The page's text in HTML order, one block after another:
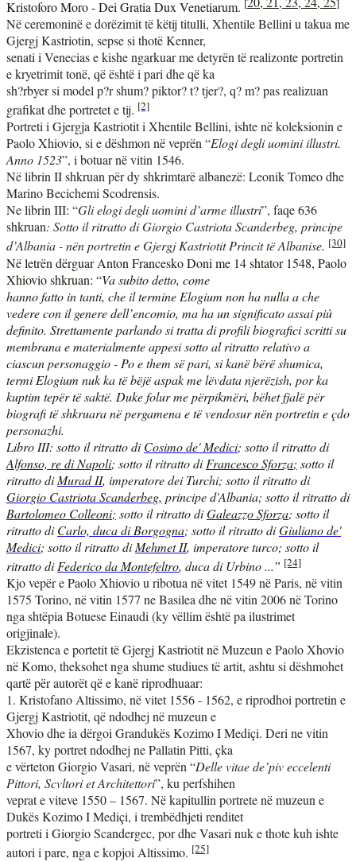
Kristoforo Moro - Dei Gratia Dux Venetiarum. [ ]
Në ceremoninë e dorëzimit të këtij titulli, Xhentile Bellini u takua me
Gjergj Kastriotin, sepse si thotë Kenner,
senati i Venecias e kishe ngarkuar me detyrën të realizonte portretin
e kryetrimit tonë, qëështë i pari dhe që ka
sh?rbyer si model p?r shum? piktor? t? tjer?, q? m? pas realizuan
grafikat dhe portretet e tij. [2]
Portreti i Gjergja Kastriotit i Xhentile Bellini, ishte në koleksionin e
Paolo Xhiovio, si e dëshmon në veprën “Elogi degli uomini illustri.
Anno 1523”, i botuar në vitin 1546.
Në librin II shkruan për dy shkrimtarë albanezë: Leonik Tomeo dhe
Marino Becichemi Scodrensis.
Ne librin III: “Gli elogi degli uomini d’arme illustri”, faqe 636
shkruan: Sotto il ritratto di Giorgio Castriota Scanderbeg, principe
d’Albania - nën portretin e Gjergj Kastriotit Princit të Albanise. [30]
Në letrën dërguar Anton Francesko Doni me 14 shtator 1548, Paolo
Xhiovio shkruan: “Va subito detto, come
hanno fatto in tanti, che il termine Elogium non ha nulla a che
vedere con il genere dell’encomio, ma ha un significato assai più
definito. Strettamente parlando si tratta di profili biografici scritti su
membrana e materialmente appesi sotto al ritratto relativo a
ciascun personaggio - Po e them së pari, si kanë bërë shumica,
termi Elogium nuk ka të bëjë aspak me lëvdata njerëzish, por ka
kuptim tepër të saktë. Duke folur me përpikmëri, bëhet fjalë për
biografi të shkruara në pergamena e të vendosur nën portretin e çdo
personazhi.
Libro III: sotto il ritratto diCosimo de' Medici; sotto il ritratto di
Alfonso, re di Napoli; sotto il ritratto diFrancesco Sforza; sotto il
ritratto diMurad II, imperatore dei Turchi; sotto il ritratto di
Giorgio Castriota Scanderbeg, principe d'Albania; sotto il ritratto di
Bartolomeo Colleoni; sotto il ritratto diGaleazzo Sforza; sotto il
ritratto diCarlo, duca di Borgogna; sotto il ritratto diGiuliano de'
Medici; sotto il ritratto diMehmet II, imperatore turco; sotto il
ritratto diFederico da Montefeltro, duca di Urbino ...” [24]
Kjo vepër e Paolo Xhiovio u ribotua në vitet 1549 në Paris, në vitin
1575 Torino, në vitin 1577 ne Basilea dhe në vitin 2006 në Torino
nga shtëpia Botuese Einaudi (ky vëllim është pa ilustrimet
origjinale).
Ekzistenca e portetit të Gjergj Kastriotit në Muzeun e Paolo Xhovio
në Komo, theksohet nga shume studiues të artit, ashtu si dëshmohet
qartë për autorët që e kanë riprodhuaar:
1. Kristofano Altissimo, në vitet 1556 - 1562, e riprodhoi portretin e
Gjergj Kastriotit, që ndodhej në muzeun e
Xhovio dhe ia dërgoi Grandukës Kozimo I Mediçi. Deri ne vitin
1567, ky portret ndodhej ne Pallatin Pitti, çka
e vërteton Giorgio Vasari, në veprën “Delle vitae de’piv eccelenti
Pittori, Scvltori et Architettori”, ku perfshihen
veprat e viteve 1550 – 1567. Në kapitullin portrete në muzeun e
Dukës Kozimo I Mediçi, i trembëdhjeti renditet
portreti i Giorgio Scandergec, por dhe Vasari nuk e thote kuh ishte
autori i pare, nga e kopjoi Altissimo. [25]